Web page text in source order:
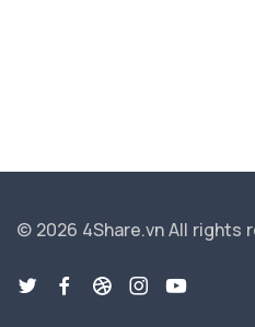
© 2026 4Share.vnAll rights